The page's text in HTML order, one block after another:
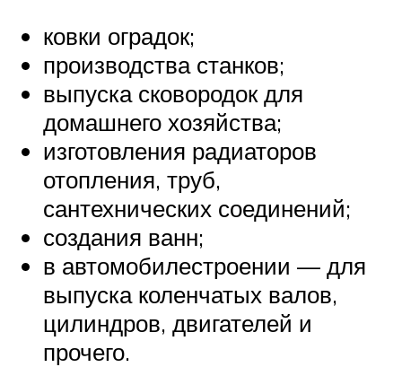
ковки оградок;
производства станков;
выпуска сковородок для
домашнего хозяйства;
изготовления радиаторов
отопления, труб,
сантехнических соединений;
создания ванн;
в автомобилестроении — для
выпуска коленчатых валов,
цилиндров, двигателей и
прочего.